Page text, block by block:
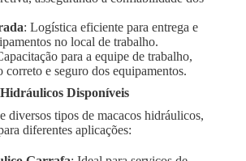
: Logística eficiente para entrega e
no local de trabalho.
para a equipe de trabalho,
correto e seguro dos equipamentos.
Disponíveis
diversos tipos de macacos hidráulicos,
diferentes aplicações: